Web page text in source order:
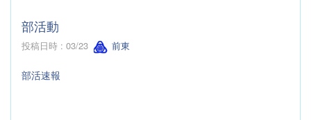
部活動
投稿日時 : 03/23 前東
部活速報